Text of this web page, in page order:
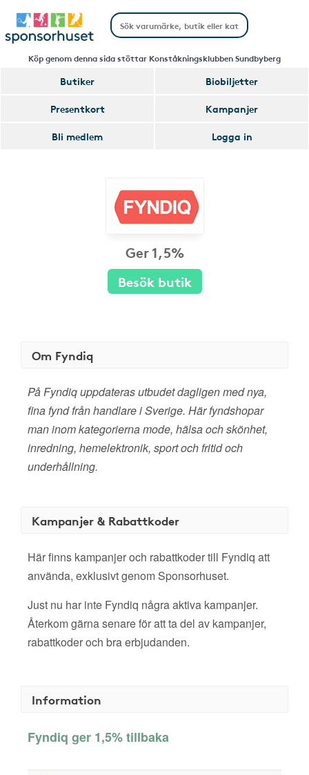
Köp genom denna sida stöttar Konståkningsklubben Sundbyberg
Butiker
Biobiljetter
Presentkort
Kampanjer
Bli medlem
Logga in
Ger 1,5%
Besök butik
Om Fyndiq
På Fyndiq uppdateras utbudet dagligen med nya,
fina fynd från handlare i Sverige. Här fyndshopar
man inom kategorierna mode, hälsa och skönhet,
inredning, hemelektronik, sport och fritid och
underhållning.
Kampanjer & Rabattkoder
Här finns kampanjer och rabattkoder till Fyndiq att
använda, exklusivt genom Sponsorhuset.
Just nu har inte Fyndiq några aktiva kampanjer.
Återkom gärna senare för att ta del av kampanjer,
rabattkoder och bra erbjudanden.
Information
Fyndiq ger 1,5% tillbaka